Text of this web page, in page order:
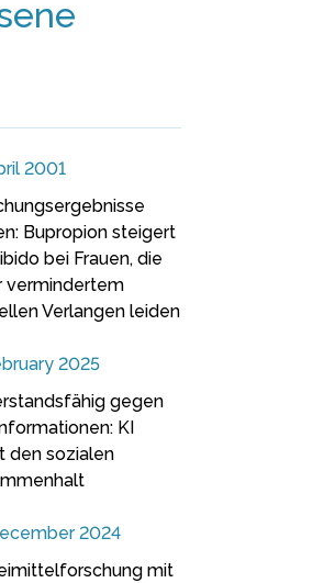
2001
Bupropion steigert
bei Frauen, die
vermindertem
Verlangen leiden
2025
gegen
KI
den sozialen
2024
mit